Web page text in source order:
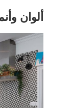
ألوان